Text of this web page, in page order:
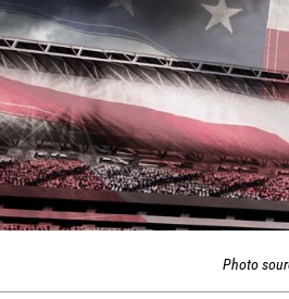
Photo